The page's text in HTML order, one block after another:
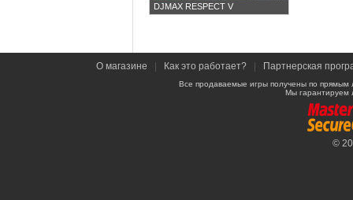
DJMAX RESPECT V
О магазине Как это работает? Партнерская
Все продаваемые игры получены по
Мы гарантируем
©